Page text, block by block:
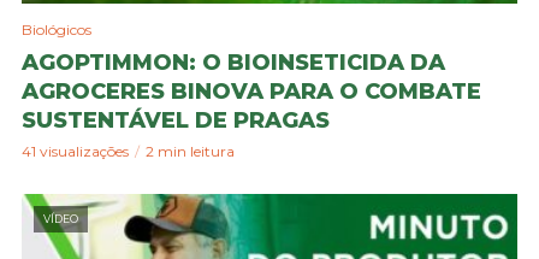
Biológicos
AGOPTIMMON: O BIOINSETICIDA DA
AGROCERES BINOVA PARA O COMBATE
SUSTENTÁVEL DE PRAGAS
41 visualizações 2 min leitura
VÍDEO